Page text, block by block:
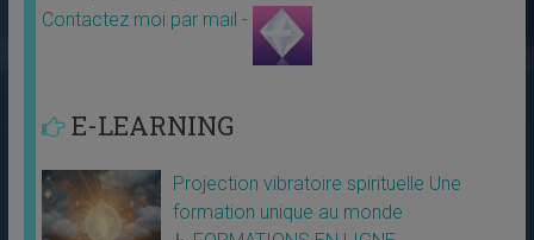
Contactez moi par mail -
E-LEARNING
Projection vibratoire spirituelle Une
formation unique au monde